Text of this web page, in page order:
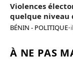
Violences
quelque niveau
Talon
BÉNIN - POLITIQUE•
À NE PAS